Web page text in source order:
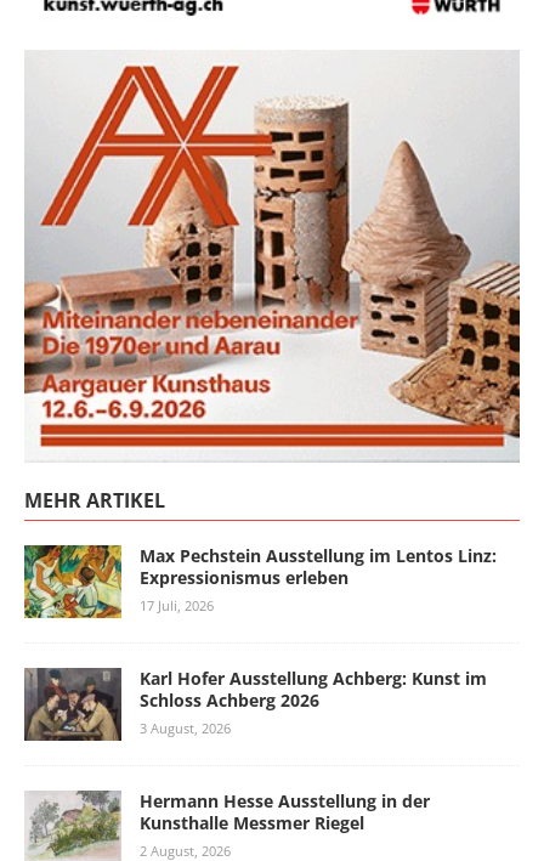
MEHR ARTIKEL
Max Pechstein Ausstellung im Lentos Linz:
Expressionismus erleben
17 Juli, 2026
Karl Hofer Ausstellung Achberg: Kunst im
Schloss Achberg 2026
3 August, 2026
Hermann Hesse Ausstellung in der
Kunsthalle Messmer Riegel
2 August, 2026